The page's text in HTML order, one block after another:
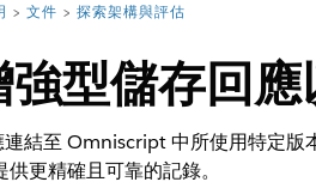
文件 探索架構與評估
強型儲存回
結至 Omniscript 中所使用特定版
更精確且可靠的記錄。